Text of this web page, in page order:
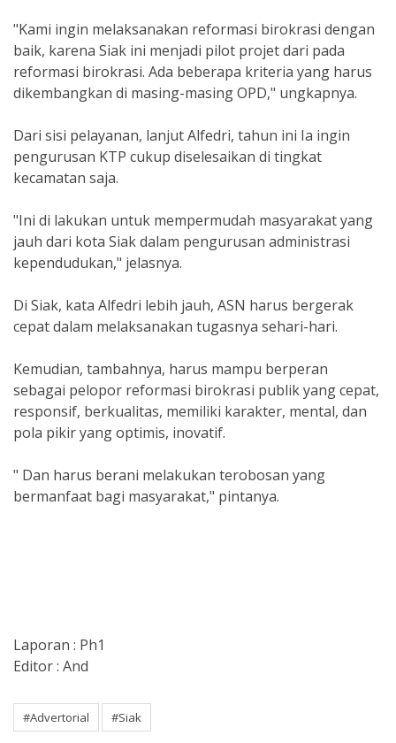
"Kami ingin melaksanakan reformasi birokrasi dengan
baik, karena Siak ini menjadi pilot projet dari pada
reformasi birokrasi. Ada beberapa kriteria yang harus
dikembangkan di masing-masing OPD," ungkapnya.
Dari sisi pelayanan, lanjut Alfedri, tahun ini Ia ingin
pengurusan KTP cukup diselesaikan di tingkat
kecamatan saja.
"Ini di lakukan untuk mempermudah masyarakat yang
jauh dari kota Siak dalam pengurusan administrasi
kependudukan," jelasnya.
Di Siak, kata Alfedri lebih jauh, ASN harus bergerak
cepat dalam melaksanakan tugasnya sehari-hari.
Kemudian, tambahnya, harus mampu berperan
sebagai pelopor reformasi birokrasi publik yang cepat,
responsif, berkualitas, memiliki karakter, mental, dan
pola pikir yang optimis, inovatif.
" Dan harus berani melakukan terobosan yang
bermanfaat bagi masyarakat," pintanya.
Laporan : Ph1
Editor : And
#Advertorial #Siak